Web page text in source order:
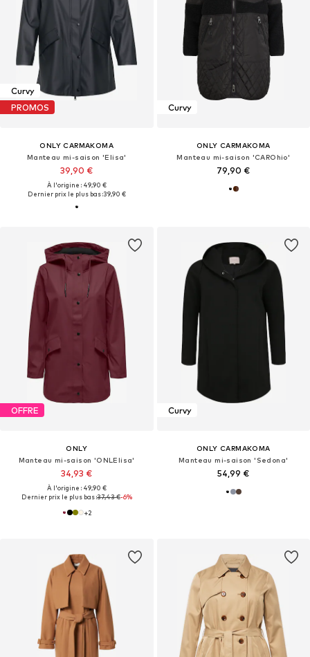
Curvy
PROMOS
ONLY CARMAKOMA
Manteau mi-saison 'Elisa'
39,90 €
À l'origine : 49,90 €
Dernier prix le plus bas :39,90 €
Curvy
ONLY CARMAKOMA
Manteau mi-saison 'CAROhio'
79,90 €
OFFRE
ONLY
Manteau mi-saison 'ONLElisa'
34,93 €
À l'origine : 49,90 €
Dernier prix le plus bas :37,43 €-6%
+2
Curvy
ONLY CARMAKOMA
Manteau mi-saison 'Sedona'
54,99 €